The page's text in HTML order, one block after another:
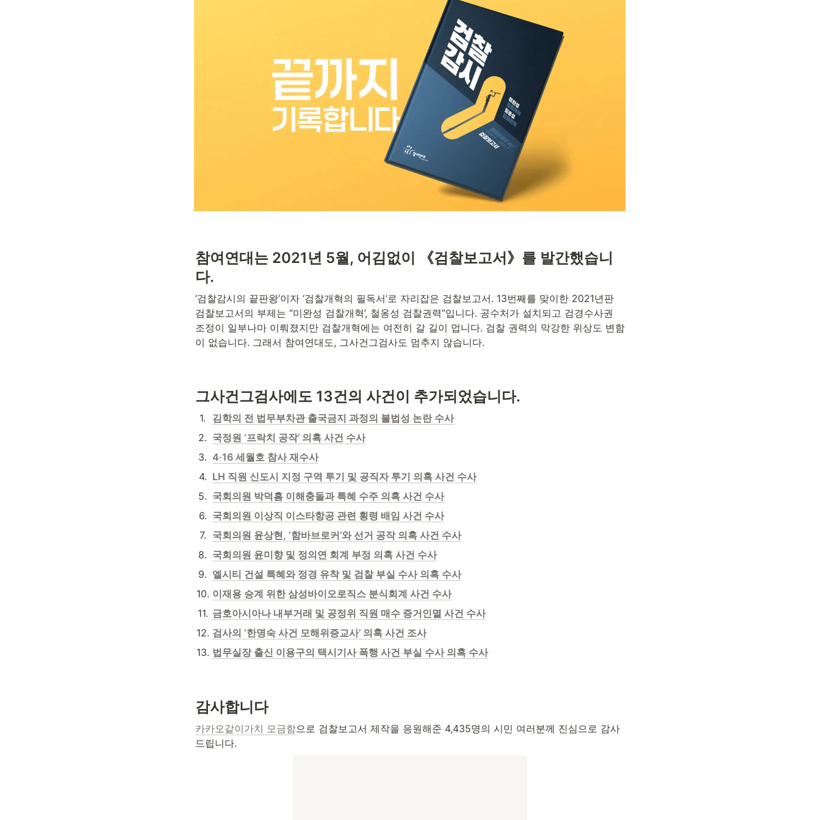
참여연대는 2021년 5월, 어김없이 《검찰보고서》를 발간했습니
다.
‘검찰감시의 끝판왕’이자 ‘검찰개혁의 필독서’로 자리잡은 검찰보고서. 13번째를 맞이한 2021년판
검찰보고서의 부제는 “미완성 검찰개혁’, 철옹성 검찰권력”입니다. 공수처가 설치되고 검경수사권
조정이 일부나마 이뤄졌지만 검찰개혁에는 여전히 갈 길이 멉니다. 검찰 권력의 막강한 위상도 변함
이 없습니다. 그래서 참여연대도, 그사건그검사도 멈추지 않습니다.
그사건그검사에도 13건의 사건이 추가되었습니다.
1.
김학의 전 법무부차관 출국금지 과정의 불법성 논란 수사
2. 국정원 ‘프락치 공작’ 의혹 사건 수사
3. 4·16 세월호 참사 재수사
4. LH 직원 신도시 지정 구역 투기 및 공직자 투기 의혹 사건 수사
5. 국회의원 박덕흠 이해충돌과 특혜 수주 의혹 사건 수사
6. 국회의원 이상직 이스타항공 관련 횡령 배임 사건 수사
7. 국회의원 윤상현, ‘함바브로커’와 선거 공작 의혹 사건 수사
8. 국회의원 윤미향 및 정의연 회계 부정 의혹 사건 수사
9. 엘시티 건설 특혜와 정경 유착 및 검찰 부실 수사 의혹 수사
10. 이재용 승계 위한 삼성바이오로직스 분식회계 사건 수사
11. 금호아시아나 내부거래 및 공정위 직원 매수 증거인멸 사건 수사
12. 검사의 ‘한명숙 사건 모해위증교사’ 의혹 사건 조사
13. 법무실장 출신 이용구의 택시기사 폭행 사건 부실 수사 의혹 수사
감사합니다
카카오같이가치 모금함으로 검찰보고서 제작을 응원해준 4,435명의 시민 여러분께 진심으로 감사
드립니다.